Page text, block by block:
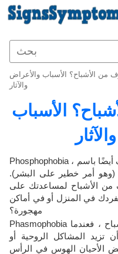
من الأشباح؟ الأسباب والأعراض
والآثار
الأسباب
Phosphophobia ، المعروف أيضًا باسم Phasmophobia ، هو الخوف
أمر خطير على البشر).
الأشباح لمساعدتك على
في المنزل أو في أماكن
مهجورة؟
Phasmophobia هو أحد أنواع الخوف الشديد من الأشباح ، فعندما
تزيد المشاكل الروحية أو
الأحيان الهوس في الرأس